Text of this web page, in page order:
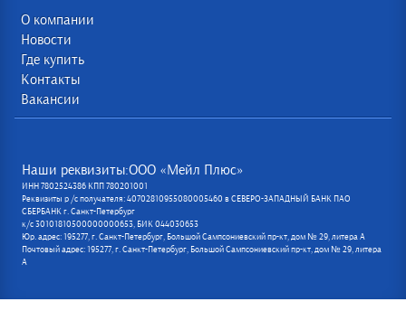
О компании
Новости
Где купить
Контакты
Вакансии
Наши реквизиты:ООО «Мейл Плюс»
ИНН 7802524386 КПП 780201001
Реквизиты р /с получателя: 40702810955080005460 в СЕВЕРО-ЗАПАДНЫЙ БАНК ПАО
СБЕРБАНК г. Санкт-Петербург
к/с 30101810500000000653, БИК 044030653
Юр. адрес: 195277, г. Санкт-Петербург, Большой Сампсониевский пр-кт, дом № 29, литера А
Почтовый адрес: 195277, г. Санкт-Петербург, Большой Сампсониевский пр-кт, дом № 29, литера
А